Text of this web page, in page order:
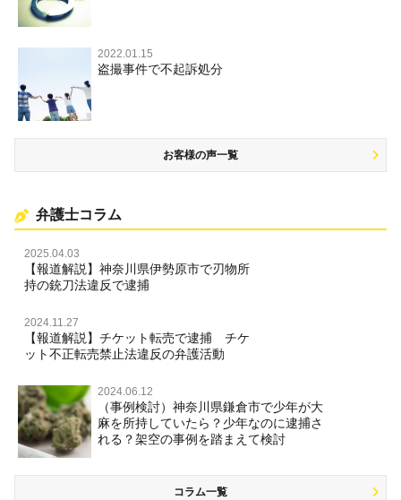
2022.01.15
盗撮事件で不起訴処分
お客様の声一覧
弁護士コラム
2025.04.03
【報道解説】神奈川県伊勢原市で刃物所
持の銃刀法違反で逮捕
2024.11.27
【報道解説】チケット転売で逮捕 チケ
ット不正転売禁止法違反の弁護活動
2024.06.12
（事例検討）神奈川県鎌倉市で少年が大
麻を所持していたら？少年なのに逮捕さ
れる？架空の事例を踏まえて検討
コラム一覧